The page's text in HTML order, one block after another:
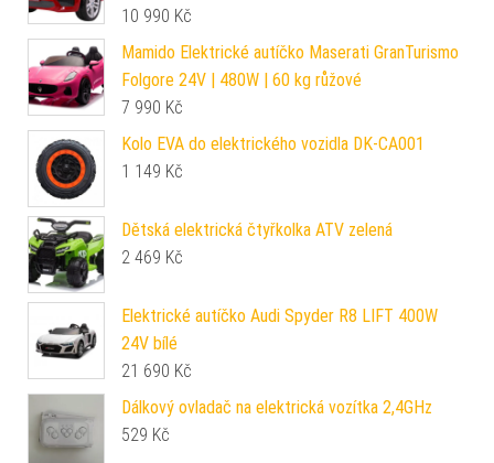
10 990 Kč
Mamido Elektrické autíčko Maserati GranTurismo
Folgore 24V | 480W | 60 kg růžové
7 990 Kč
Kolo EVA do elektrického vozidla DK-CA001
1 149 Kč
Dětská elektrická čtyřkolka ATV zelená
2 469 Kč
Elektrické autíčko Audi Spyder R8 LIFT 400W
24V bílé
21 690 Kč
Dálkový ovladač na elektrická vozítka 2,4GHz
529 Kč